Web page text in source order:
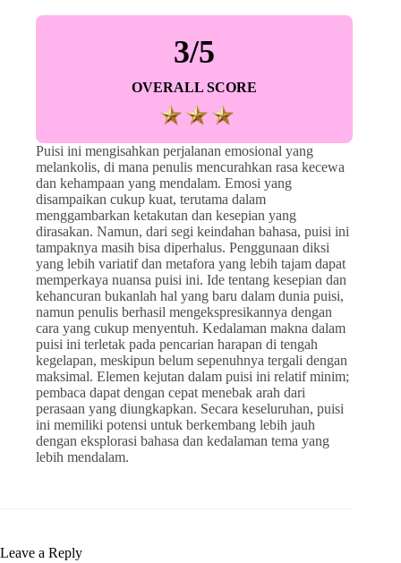
3/5
OVERALL SCORE
Puisi ini mengisahkan perjalanan emosional yang
melankolis, di mana penulis mencurahkan rasa kecewa
dan kehampaan yang mendalam. Emosi yang
disampaikan cukup kuat, terutama dalam
menggambarkan ketakutan dan kesepian yang
dirasakan. Namun, dari segi keindahan bahasa, puisi ini
tampaknya masih bisa diperhalus. Penggunaan diksi
yang lebih variatif dan metafora yang lebih tajam dapat
memperkaya nuansa puisi ini. Ide tentang kesepian dan
kehancuran bukanlah hal yang baru dalam dunia puisi,
namun penulis berhasil mengekspresikannya dengan
cara yang cukup menyentuh. Kedalaman makna dalam
puisi ini terletak pada pencarian harapan di tengah
kegelapan, meskipun belum sepenuhnya tergali dengan
maksimal. Elemen kejutan dalam puisi ini relatif minim;
pembaca dapat dengan cepat menebak arah dari
perasaan yang diungkapkan. Secara keseluruhan, puisi
ini memiliki potensi untuk berkembang lebih jauh
dengan eksplorasi bahasa dan kedalaman tema yang
lebih mendalam.
Leave a Reply